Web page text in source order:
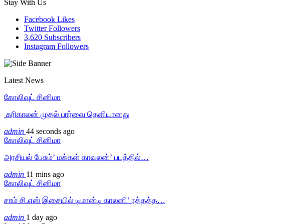
Stay With Us
Facebook Likes
Twitter Followers
3,620 Subscribers
Instagram Followers
Latest News
கோலிவுட் சினிமா
‎ கரிகாலன் முதல் பார்வை தெளியானது
admin 44 seconds ago
கோலிவுட் சினிமா
அரசியல் பேசும்’ மக்கள் காவலன்’ படத்தில்…
admin 11 mins ago
கோலிவுட் சினிமா
சாம் சி.எஸ் இசையில் டிமான்டி காலனி’ ரத்தத்த…
admin 1 day ago